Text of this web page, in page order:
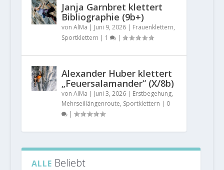
Janja Garnbret klettert
Bibliographie (9b+)
von AlMa | Juni 9, 2026| Frauenklettern,
Sportklettern | 1 |
Alexander Huber klettert
„Feuersalamander“ (X/8b)
von AlMa | Juni 3, 2026| Erstbegehung,
Mehrseillängenroute, Sportklettern | 0
|
ALLE Beliebt